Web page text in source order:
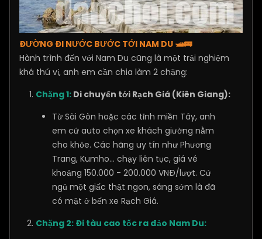
ĐƯỜNG ĐI NƯỚC BƯỚC TỚI NAM DU 🛥️🚌
Hành trình đến với Nam Du cũng là một trải nghiệm
khá thú vị, anh em cần chia làm 2 chặng:
Chặng 1: Di chuyển tới Rạch Giá (Kiên Giang):
Từ Sài Gòn hoặc các tỉnh miền Tây, anh
em cứ auto chọn xe khách giường nằm
cho khỏe. Các hãng uy tín như Phương
Trang, Kumho... chạy liên tục, giá vé
khoảng 150.000 - 200.000 VNĐ/lượt. Cứ
ngủ một giấc thật ngon, sáng sớm là đã
có mặt ở bến xe Rạch Giá.
Chặng 2: Đi tàu cao tốc ra đảo Nam Du: